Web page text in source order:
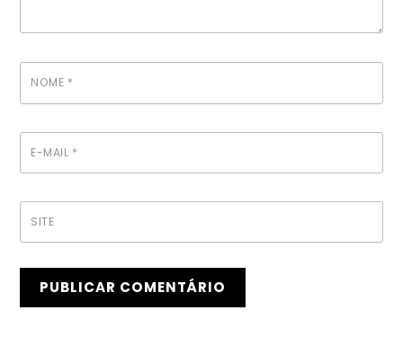
NOME *
E-MAIL *
SITE